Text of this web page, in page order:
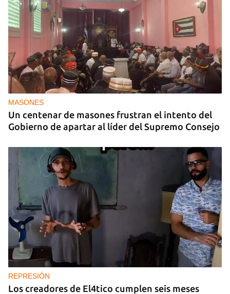
MASONES
Un centenar de masones frustran el intento del
Gobierno de apartar al líder del Supremo Consejo
REPRESIÓN
Los creadores de El4tico cumplen seis meses